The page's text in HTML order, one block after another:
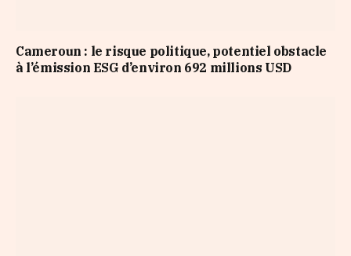
Cameroun : le risque politique, potentiel obstacle
à l’émission ESG d’environ 692 millions USD